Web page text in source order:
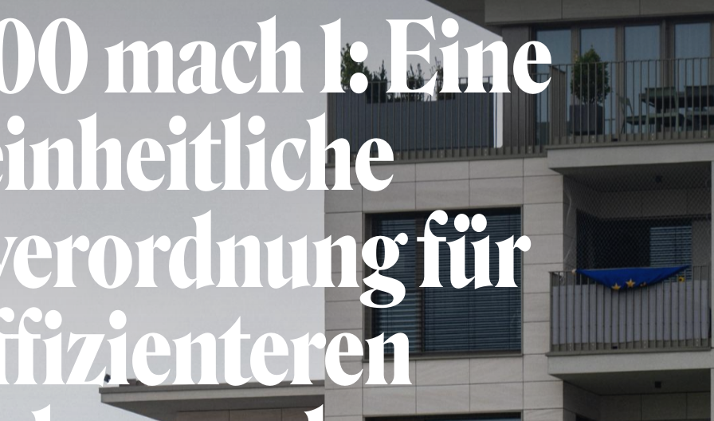
mach 1: Eine
für